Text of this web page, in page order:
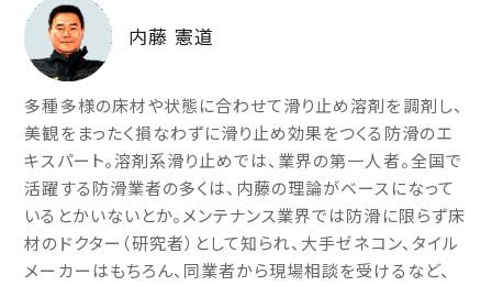
内藤 憲道
多種多様の床材や状態に合わせて滑り止め溶剤を調剤し、
美観をまったく損なわずに滑り止め効果をつくる防滑のエ
キスパート。溶剤系滑り止めでは、業界の第一人者。全国で
活躍する防滑業者の多くは、内藤の理論がベースになって
いるとかいないとか。メンテナンス業界では防滑に限らず床
材のドクター（研究者）として知られ、大手ゼネコン、タイル
メーカーはもちろん、同業者から現場相談を受けるなど、